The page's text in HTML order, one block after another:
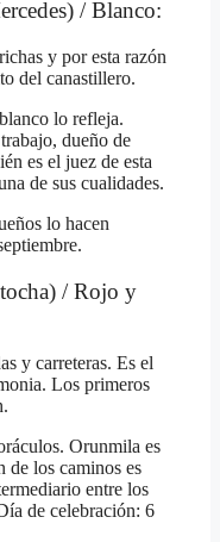
/ Blanco:
y por esta razón
del canastillero.
lo refleja.
dueño de
es el juez de esta
de sus cualidades.
lo hacen
/ Rojo y
y carreteras. Es el
Los primeros
Orunmila es
de los caminos es
entre los
de celebración: 6